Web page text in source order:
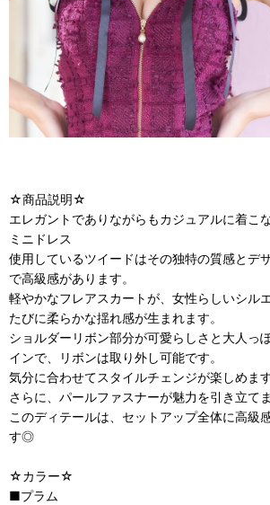
☆商品説明☆
エレガントでありながらもカジュアルに着こ
ミニドレス
使用しているツイードはその独特の質感とデ
で高級感があります。
軽やかなフレアスカートが、女性らしいシル
たびに柔らかな揺れ感が生まれます。
ショルダーリボン部分が可愛らしさと大人っ
インで、リボンは取り外し可能です。
気分に合わせてスタイルチェンジが楽しめま
さらに、パールファスナーが魅力を引き立てま
このディテールは、セットアップ全体に高級
す◎
☆カラー☆
■プラム